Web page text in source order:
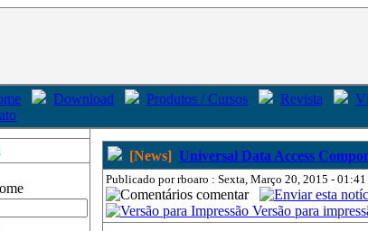
Download Produtos / Cursos Revista
[News] Universal Data Access
Publicado por rboaro : Sexta, Março 20, 2015 -
comentar
Versão para